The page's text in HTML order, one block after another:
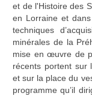
et de l'Histoire des
en Lorraine et
techniques
minérales de la
mise en œuvre de
récents portent sur
et sur la place du
programme qu’il